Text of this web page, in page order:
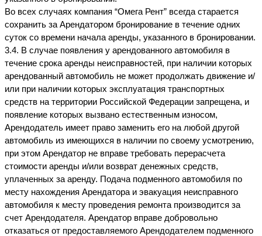
Во всех случаях компания “Омега Рент” всегда старается
сохранить за Арендатором бронирование в течение одних
суток со времени начала аренды, указанного в бронировании.
3.4. В случае появления у арендованного автомобиля в
течение срока аренды неисправностей, при наличии которых
арендованный автомобиль не может продолжать движение и/
или при наличии которых эксплуатация транспортных
средств на территории Российской Федерации запрещена, и
появление которых вызвано естественным износом,
Арендодатель имеет право заменить его на любой другой
автомобиль из имеющихся в наличии по своему усмотрению,
при этом Арендатор не вправе требовать перерасчета
стоимости аренды и/или возврат денежных средств,
уплаченных за аренду. Подача подменного автомобиля по
месту нахождения Арендатора и эвакуация неисправного
автомобиля к месту проведения ремонта производится за
счет Арендодателя. Арендатор вправе добровольно
отказаться от предоставляемого Арендодателем подменного